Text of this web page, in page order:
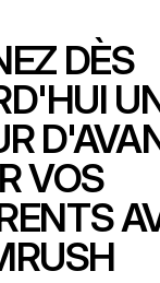
DÈS
VOS